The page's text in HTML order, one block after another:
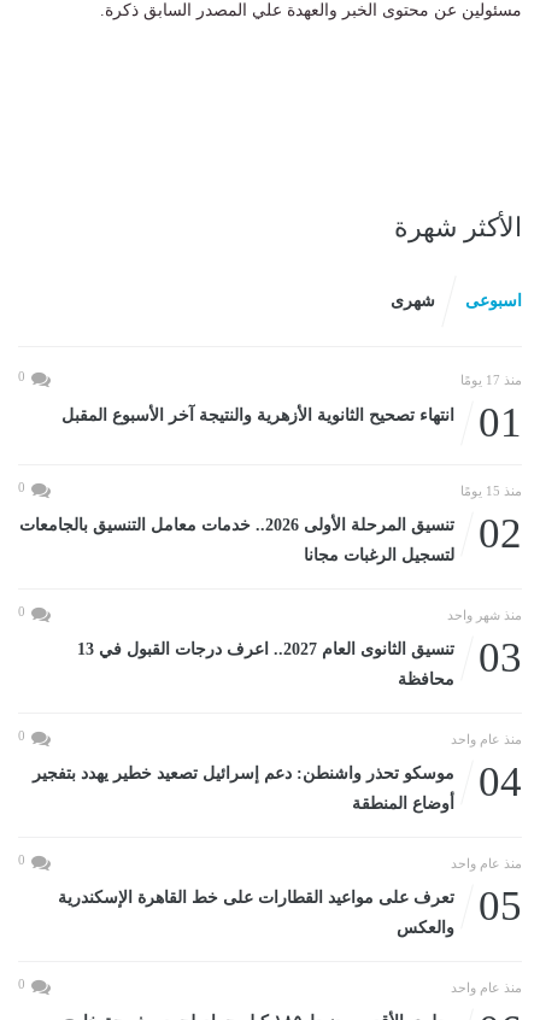
مسئولين عن محتوى الخبر والعهدة علي المصدر السابق ذكرة.
الأكثر شهرة
اسبوعى شهرى
منذ 17 يومًا 0
01 انتهاء تصحيح الثانوية الأزهرية والنتيجة آخر الأسبوع المقبل
منذ 15 يومًا 0
02
تنسيق المرحلة الأولى 2026.. خدمات معامل التنسيق بالجامعات
لتسجيل الرغبات مجانا
منذ شهر واحد 0
03
تنسيق الثانوى العام 2027.. اعرف درجات القبول في 13
محافظة
منذ عام واحد 0
04
موسكو تحذر واشنطن: دعم إسرائيل تصعيد خطير يهدد بتفجير
أوضاع المنطقة
منذ عام واحد 0
05
تعرف على مواعيد القطارات على خط القاهرة الإسكندرية
والعكس
منذ عام واحد 0